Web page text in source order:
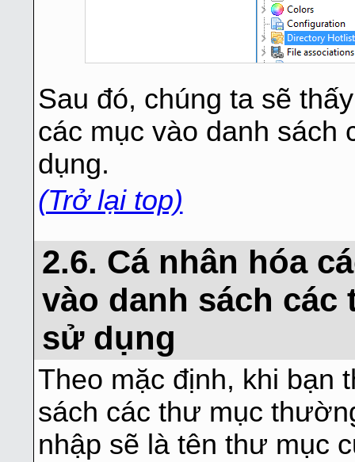
Sau đó, chúng ta sẽ
các mục vào danh
dụng.
(Trở lại top)
2.6. Cá nhân hóa
vào danh sách
sử dụng
Theo mặc định, khi bạn
sách các thư mục
nhập sẽ là tên thư mục